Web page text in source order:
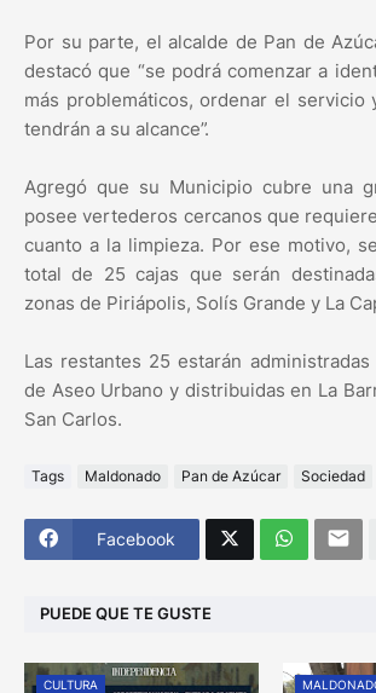
Por su parte, el alcalde de Pan de
destacó que “se podrá comenzar a
más problemáticos, ordenar el servicio
tendrán a su alcance”.
Agregó que su Municipio cubre una
posee vertederos cercanos que
cuanto a la limpieza. Por ese motivo,
total de 25 cajas que serán
zonas de Piriápolis, Solís Grande y La
Las restantes 25 estarán
de Aseo Urbano y distribuidas en La
San Carlos.
Tags Maldonado Pan de Azúcar Sociedad
Facebook
PUEDE QUE TE GUSTE
CULTURA